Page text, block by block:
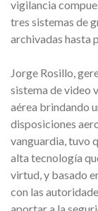
vigilancia
tres sistemas de
archivadas hasta
Jorge Rosillo,
sistema de video
aérea brindando
disposiciones
vanguardia, tuvo
alta tecnología
virtud, y basado
con las